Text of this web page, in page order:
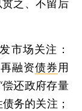
之、不留后
场关注：
融资债券用
偿还政府存量
务的关注；